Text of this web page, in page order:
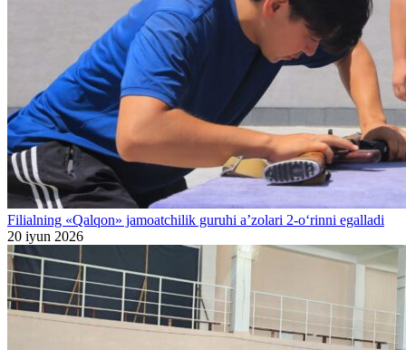
Filialning «Qalqon» jamoatchilik guruhi a’zolari 2-o‘rinni egalladi
20 iyun 2026